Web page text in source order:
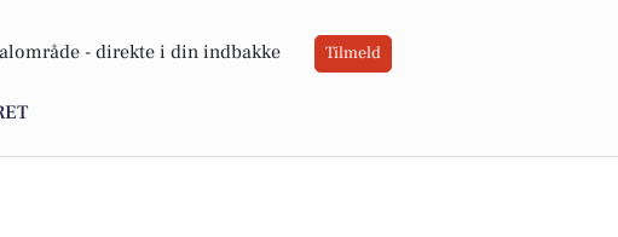
- direkte i din indbakke Tilmeld